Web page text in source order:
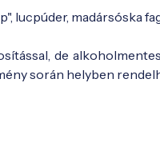
lucpúder, madársóska
de
során helyben